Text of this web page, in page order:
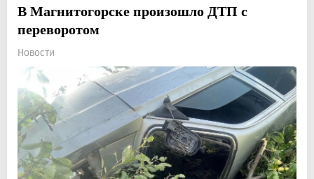
В Магнитогорске произошло ДТП с
переворотом
Новости